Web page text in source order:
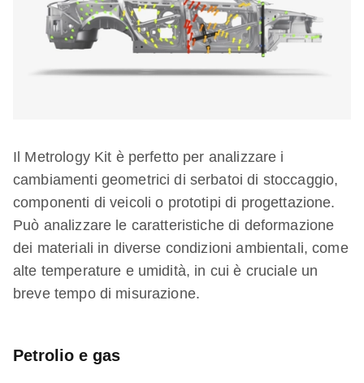
Il Metrology Kit è perfetto per analizzare i
cambiamenti geometrici di serbatoi di stoccaggio,
componenti di veicoli o prototipi di progettazione.
Può analizzare le caratteristiche di deformazione
dei materiali in diverse condizioni ambientali, come
alte temperature e umidità, in cui è cruciale un
breve tempo di misurazione.
Petrolio e gas